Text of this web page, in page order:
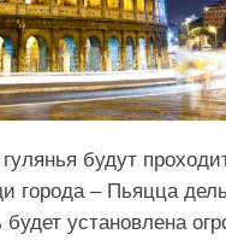
будут
города – Пьяцца
установлена